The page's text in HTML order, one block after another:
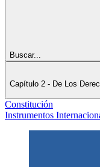
Buscar...
Capítulo 2 - De Los
Constitución
Instrumentos